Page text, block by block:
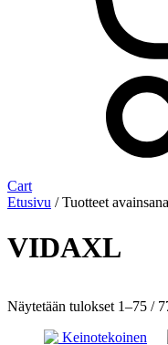
Cart
Etusivu / Tuotteet
VIDAXL
Näytetään tulokset 1–75 /